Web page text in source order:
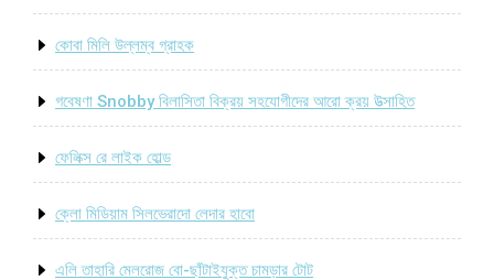
কোবা মিলি উল্লম্ব গ্রাহক
গবেষণা Snobby বিলাসিতা বিক্রয় সহযোগীদের আরো ক্রয় উত্সাহিত
ফেলিক্স রে লাইক হোল্ড
ক্লো মিডিয়াম সিলভেরাদো লেদার হাবো
এলি তাহারি মেলরোজ বো-ছাঁটাইযুক্ত চামড়ার টোট